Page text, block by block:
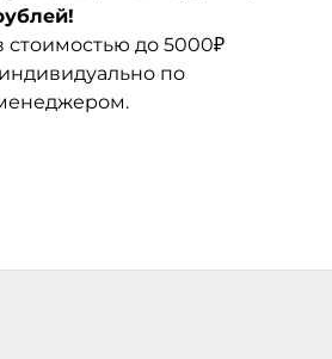
стоимостью до 5000₽
по